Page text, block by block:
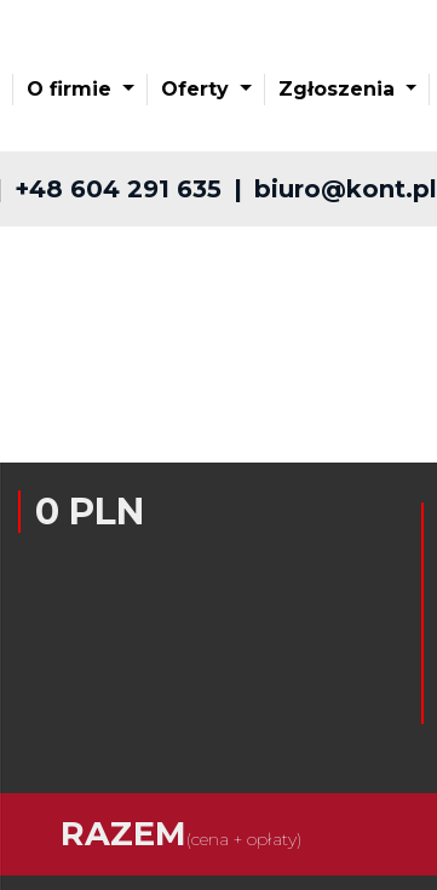
O firmie Oferty Zgłoszenia
+48 604 291 635 biuro@kont.pl
0 PLN
RAZEM(cena + opłaty)